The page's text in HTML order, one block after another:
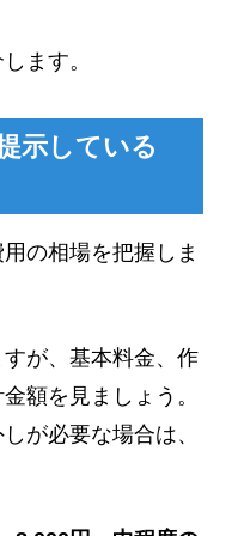
ます。
示している
の相場を把握しま
が、基本料金、作
額を見ましょう。
が必要な場合は、